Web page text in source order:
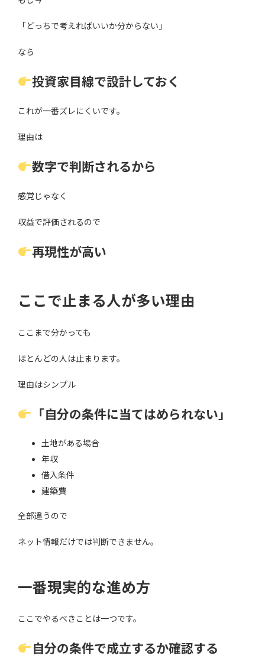
「どっちで考えればいいか分からない」
なら
投資家目線で設計しておく
これが一番ズレにくいです。
理由は
数字で判断されるから
感覚じゃなく
収益で評価されるので
再現性が高い
ここで止まる人が多い理由
ここまで分かっても
ほとんどの人は止まります。
理由はシンプル
「自分の条件に当てはめられない」
土地がある場合
年収
借入条件
建築費
全部違うので
ネット情報だけでは判断できません。
一番現実的な進め方
ここでやるべきことは一つです。
自分の条件で成立するか確認する